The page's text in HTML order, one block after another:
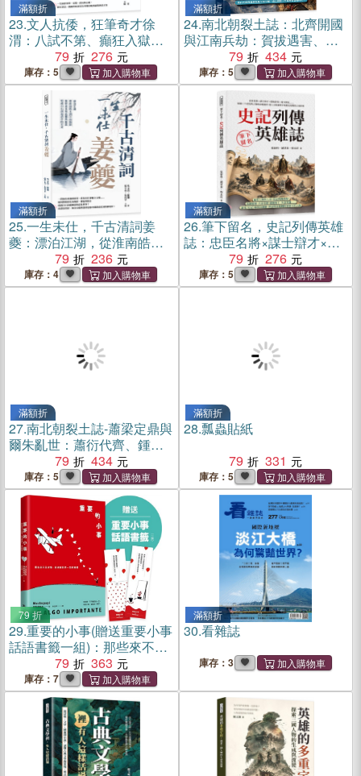
滿額折
23.文人抗倭，狂筆奇才徐
渭：八試不第、癲狂入獄、
貧病狂疾……從落第書生到
寫意巨匠，徐渭以破碎生命
震動明代文壇與畫壇
79 276
庫存：5
滿額折
24.南北朝裂土誌：北齊開國
與江南兵劫：賀拔遇害、宇
文接軍、孝武入關、高歡失
玉璧、侯景破臺城……北方
雙雄對峙未決，江南帝國為
何先一步走向崩壞？
79 434
庫存：5
滿額折
25.一生未仕，千古清詞姜
夔：漂泊江湖，從淮南皓月
到江南梅影，他把南宋的孤
獨與相思，寫成白石詞最清
冷的月光
79 236
庫存：4
滿額折
26.筆下留名，史記列傳英雄
誌：忠臣名將×謀士辯才×隱
逸智者×遊方醫家……透過三
十位經典人物的命運起伏，
進入司馬遷筆下的歷史現場
79 276
庫存：5
滿額折
27.南北朝裂土誌-蕭梁定鼎與
爾朱亂世：蕭衍代齊、鍾離
鏖兵、胡太后亂政、六鎮烽
火、爾朱榮入洛……南梁新
朝如何站穩江南，北魏帝國
又如何一步步走向分裂？
79 434
庫存：5
滿額折
28.瓢蟲貼紙
79
331
庫存：5
79 折
29.重要的小事(贈送重要小事
話語書籤一組)：那些來不及
珍惜，卻改變我們一生的瞬
79 363
庫存：7
滿額折
30.看雜誌
庫存：3